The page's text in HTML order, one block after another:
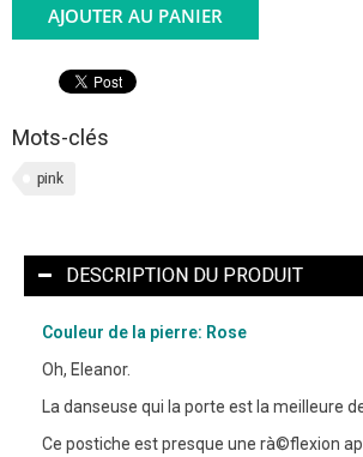
AJOUTER AU PANIER
Mots-clés
pink
DESCRIPTION DU PRODUIT
Couleur de la pierre: Rose
Oh, Eleanor.
La danseuse qui la porte est la meilleure
Ce postiche est presque une rà©flexion